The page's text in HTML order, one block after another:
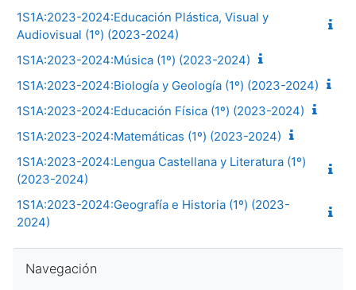
1S1A:2023-2024:Educación Plástica, Visual y
Audiovisual (1º) (2023-2024)
1S1A:2023-2024:Música (1º) (2023-2024)
1S1A:2023-2024:Biología y Geología (1º) (2023-2024)
1S1A:2023-2024:Educación Física (1º) (2023-2024)
1S1A:2023-2024:Matemáticas (1º) (2023-2024)
1S1A:2023-2024:Lengua Castellana y Literatura (1º)
(2023-2024)
1S1A:2023-2024:Geografía e Historia (1º) (2023-
2024)
Navegación